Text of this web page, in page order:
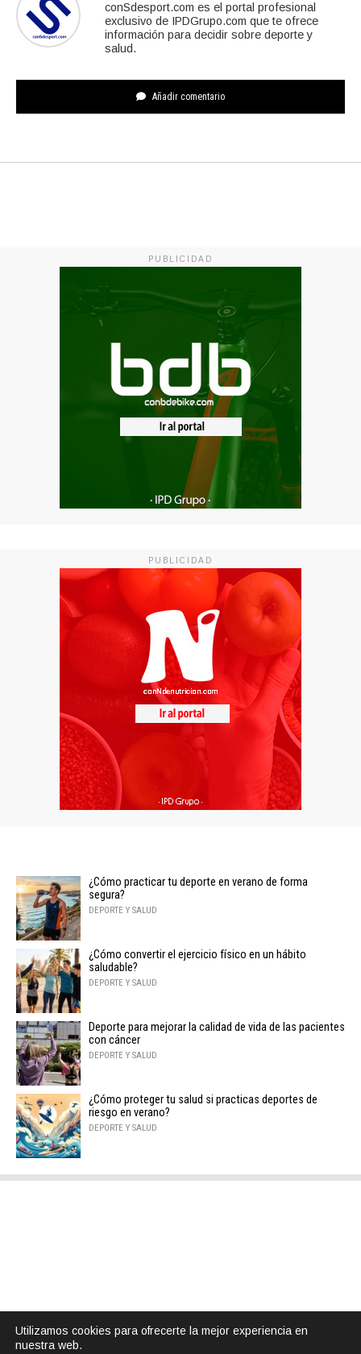
conSdesport.com es el portal profesional
exclusivo de IPDGrupo.com que te ofrece
información para decidir sobre deporte y
salud.
Añadir comentario
PUBLICIDAD
PUBLICIDAD
¿Cómo practicar tu deporte en verano de forma
segura?
DEPORTE Y SALUD
¿Cómo convertir el ejercicio físico en un hábito
saludable?
DEPORTE Y SALUD
Deporte para mejorar la calidad de vida de las pacientes
con cáncer
DEPORTE Y SALUD
¿Cómo proteger tu salud si practicas deportes de
riesgo en verano?
DEPORTE Y SALUD
Utilizamos cookies para ofrecerte la mejor experiencia en
nuestra web.